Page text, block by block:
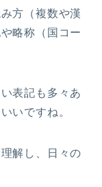
方（複数や漢
略称（国コー
表記も多々あ
いですね。
解し、日々の